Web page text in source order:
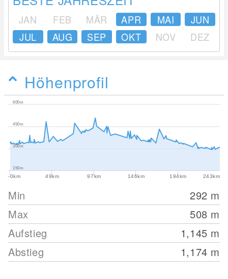
JAN FEB MÄR APR MAI
JUN
JUL
AUG SEP OKT NOV DEZ
Höhenprofil
-0km 49km 97km 146km 194km 243km
150m
300m
450m
600m
Min 292 m
Max
508 m
Aufstieg
1,145 m
Abstieg
1,174 m